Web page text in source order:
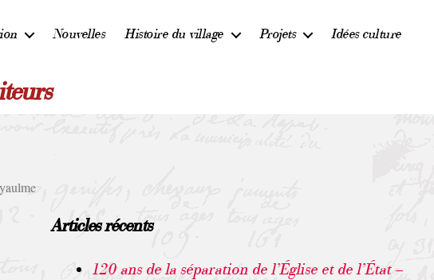
Nouvelles Histoire du village Projets Idées culture
Articles récents
120 ans de la séparation de l’Église et de l’État –